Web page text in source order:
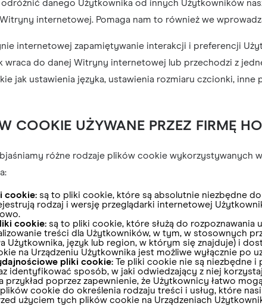
danego Użytkownika od innych Użytkowników
internetowej. Pomaga nam to również we
internetowej zapamiętywanie interakcji i preferencji
wraca do danej Witryny internetowej lub przechodzi z
jak ustawienia języka, ustawienia rozmiaru czcionki,
COOKIE UŻYWANE PRZEZ FIRMĘ
różne rodzaje plików cookie
cookie: są to pliki cookie, które są absolutnie niezbędne
rodzaj i wersję przeglądarki internetowej
cookie: są to pliki cookie, które służą do
treści dla Użytkowników, w tym, w stosownych
Użytkownika, język lub region, w którym się znajduje) i
na Urządzeniu Użytkownika jest możliwe wyłącznie po
pliki cookie: Te pliki cookie nie są niezbędne
identyfikować sposób, w jaki odwiedzający z niej
przykład poprzez zapewnienie, że Użytkownicy łatwo
cookie do określenia rodzaju treści i usług, które
użyciem tych plików cookie na Urządzeniach